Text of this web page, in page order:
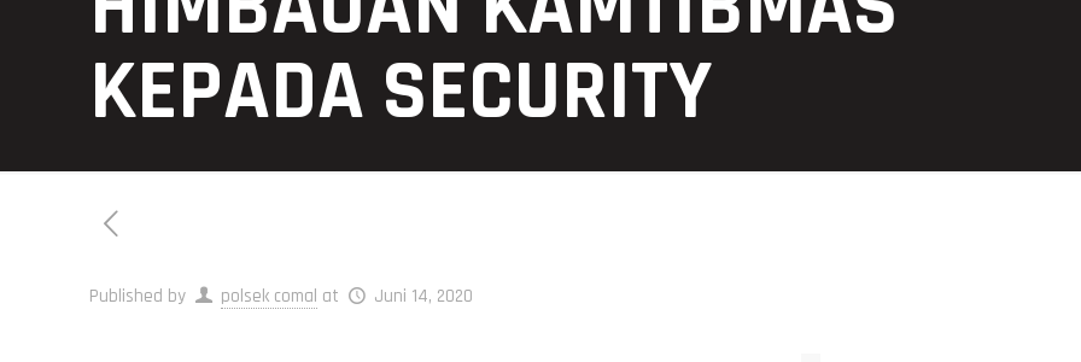
KEPADA SECURITY
Published by polsek comal at Juni 14, 2020